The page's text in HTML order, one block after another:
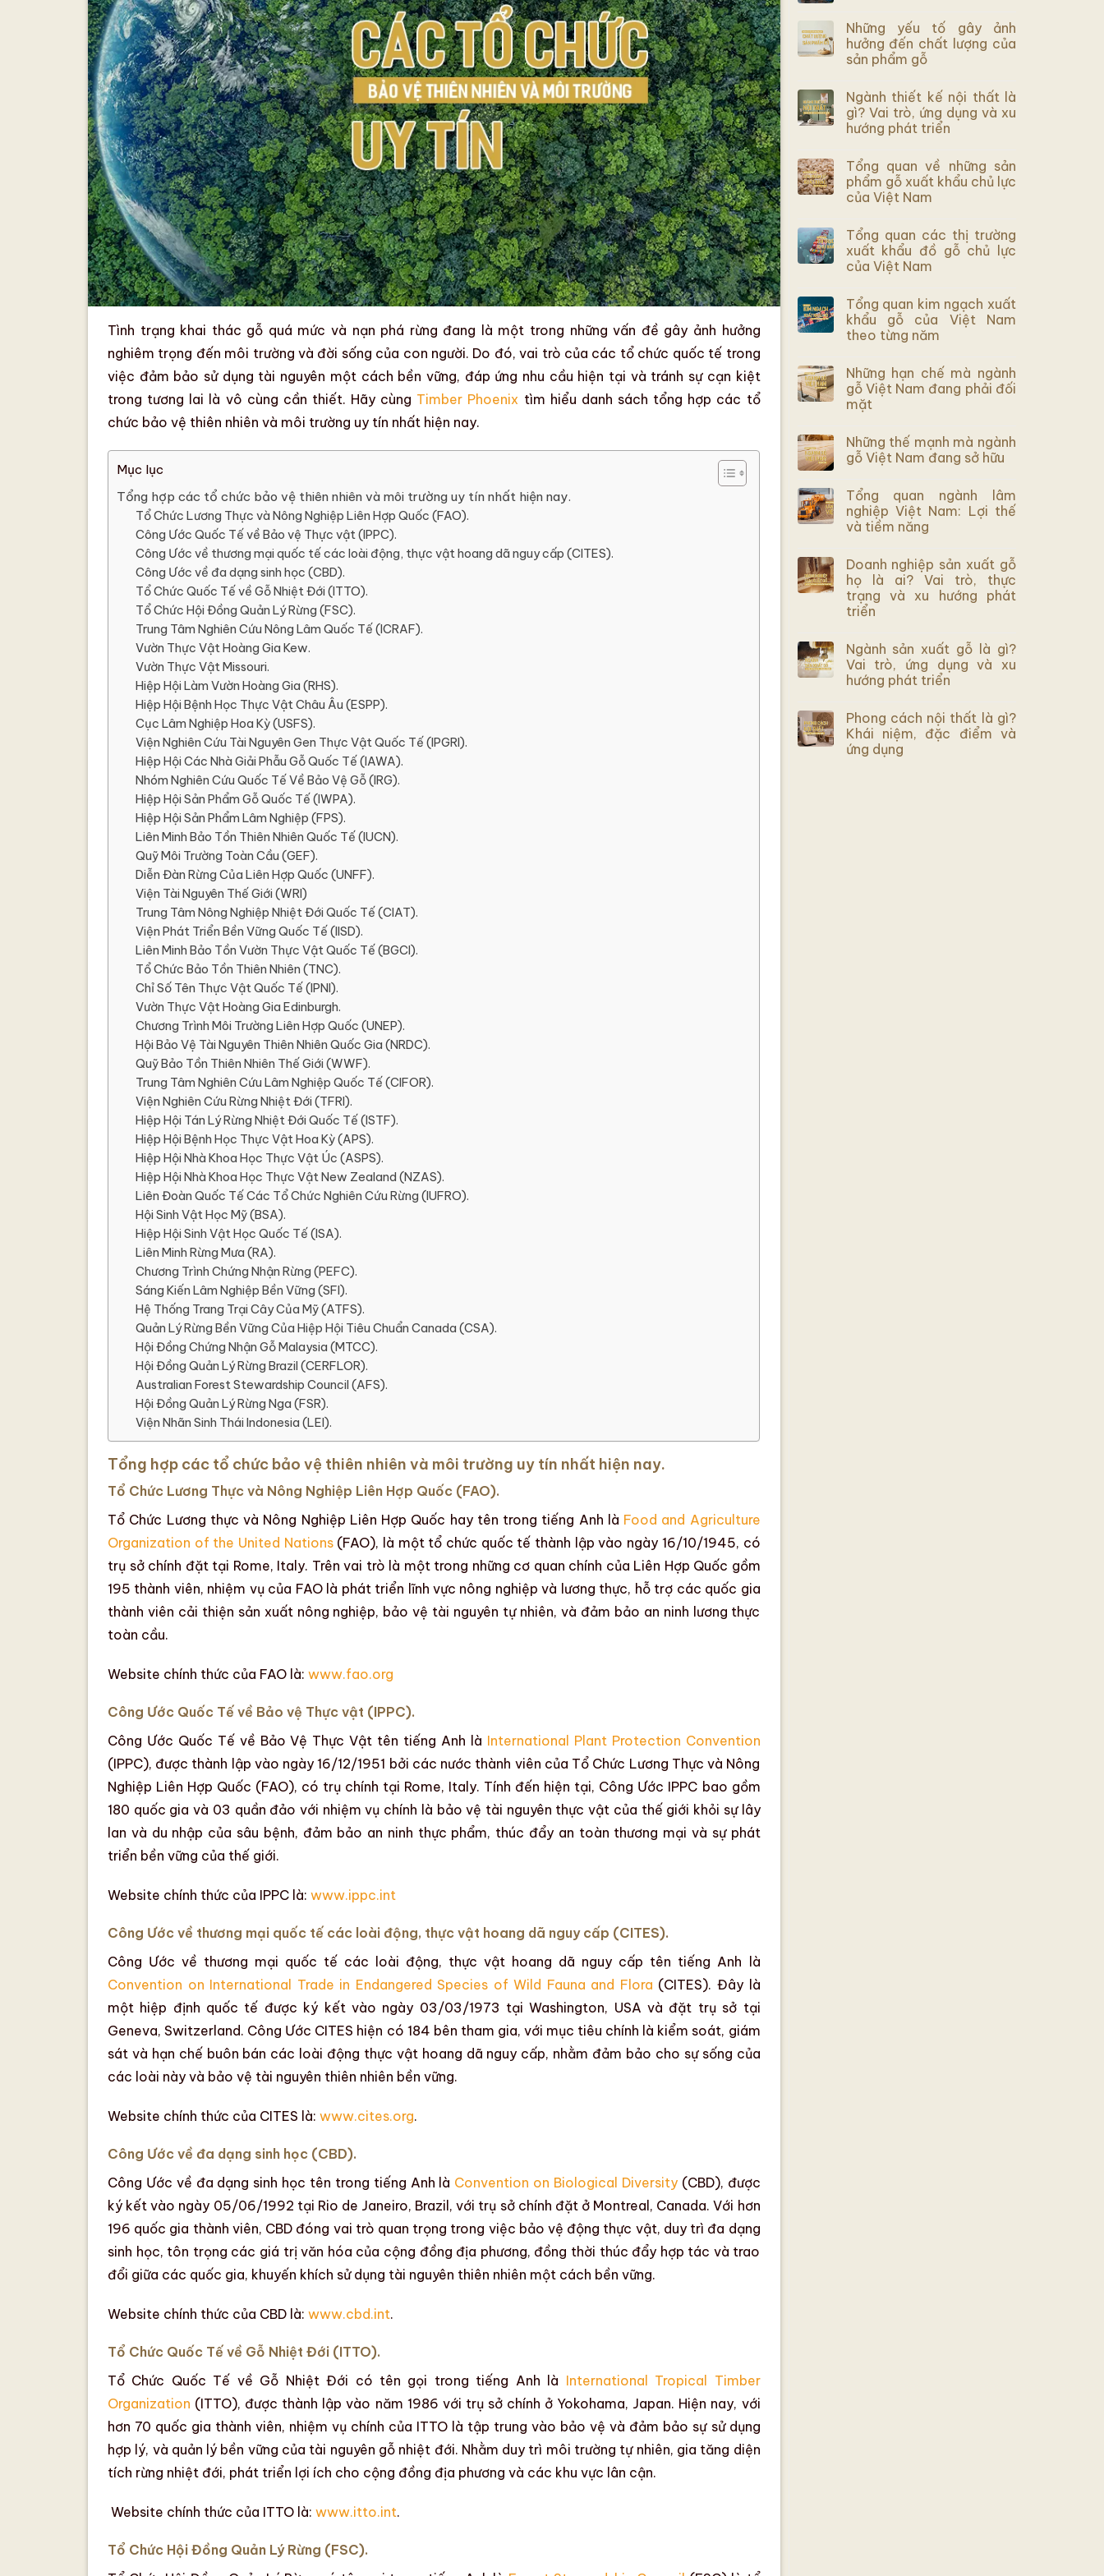
Tình trạng khai thác gỗ quá mức và nạn phá rừng đang là một trong những vấn đề gây ảnh hưởng
nghiêm trọng đến môi trường và đời sống của con người. Do đó, vai trò của các tổ chức quốc tế trong
việc đảm bảo sử dụng tài nguyên một cách bền vững, đáp ứng nhu cầu hiện tại và tránh sự cạn kiệt
trong tương lai là vô cùng cần thiết. Hãy cùng Timber Phoenix tìm hiểu danh sách tổng hợp các tổ
chức bảo vệ thiên nhiên và môi trường uy tín nhất hiện nay.
Mục lục
Tổng hợp các tổ chức bảo vệ thiên nhiên và môi trường uy tín nhất hiện nay.
Tổ Chức Lương Thực và Nông Nghiệp Liên Hợp Quốc (FAO).
Công Ước Quốc Tế về Bảo vệ Thực vật (IPPC).
Công Ước về thương mại quốc tế các loài động, thực vật hoang dã nguy cấp (CITES).
Công Ước về đa dạng sinh học (CBD).
Tổ Chức Quốc Tế về Gỗ Nhiệt Đới (ITTO).
Tổ Chức Hội Đồng Quản Lý Rừng (FSC).
Trung Tâm Nghiên Cứu Nông Lâm Quốc Tế (ICRAF).
Vườn Thực Vật Hoàng Gia Kew.
Vườn Thực Vật Missouri.
Hiệp Hội Làm Vườn Hoàng Gia (RHS).
Hiệp Hội Bệnh Học Thực Vật Châu Âu (ESPP).
Cục Lâm Nghiệp Hoa Kỳ (USFS).
Viện Nghiên Cứu Tài Nguyên Gen Thực Vật Quốc Tế (IPGRI).
Hiệp Hội Các Nhà Giải Phẫu Gỗ Quốc Tế (IAWA).
Nhóm Nghiên Cứu Quốc Tế Về Bảo Vệ Gỗ (IRG).
Hiệp Hội Sản Phẩm Gỗ Quốc Tế (IWPA).
Hiệp Hội Sản Phẩm Lâm Nghiệp (FPS).
Liên Minh Bảo Tồn Thiên Nhiên Quốc Tế (IUCN).
Quỹ Môi Trường Toàn Cầu (GEF).
Diễn Đàn Rừng Của Liên Hợp Quốc (UNFF).
Viện Tài Nguyên Thế Giới (WRI)
Trung Tâm Nông Nghiệp Nhiệt Đới Quốc Tế (CIAT).
Viện Phát Triển Bền Vững Quốc Tế (IISD).
Liên Minh Bảo Tồn Vườn Thực Vật Quốc Tế (BGCI).
Tổ Chức Bảo Tồn Thiên Nhiên (TNC).
Chỉ Số Tên Thực Vật Quốc Tế (IPNI).
Vườn Thực Vật Hoàng Gia Edinburgh.
Chương Trình Môi Trường Liên Hợp Quốc (UNEP).
Hội Bảo Vệ Tài Nguyên Thiên Nhiên Quốc Gia (NRDC).
Quỹ Bảo Tồn Thiên Nhiên Thế Giới (WWF).
Trung Tâm Nghiên Cứu Lâm Nghiệp Quốc Tế (CIFOR).
Viện Nghiên Cứu Rừng Nhiệt Đới (TFRI).
Hiệp Hội Tán Lý Rừng Nhiệt Đới Quốc Tế (ISTF).
Hiệp Hội Bệnh Học Thực Vật Hoa Kỳ (APS).
Hiệp Hội Nhà Khoa Học Thực Vật Úc (ASPS).
Hiệp Hội Nhà Khoa Học Thực Vật New Zealand (NZAS).
Liên Đoàn Quốc Tế Các Tổ Chức Nghiên Cứu Rừng (IUFRO).
Hội Sinh Vật Học Mỹ (BSA).
Hiệp Hội Sinh Vật Học Quốc Tế (ISA).
Liên Minh Rừng Mưa (RA).
Chương Trình Chứng Nhận Rừng (PEFC).
Sáng Kiến ​​Lâm Nghiệp Bền Vững (SFI).
Hệ Thống Trang Trại Cây Của Mỹ (ATFS).
Quản Lý Rừng Bền Vững Của Hiệp Hội Tiêu Chuẩn Canada (CSA).
Hội Đồng Chứng Nhận Gỗ Malaysia (MTCC).
Hội Đồng Quản Lý Rừng Brazil (CERFLOR).
Australian Forest Stewardship Council (AFS).
Hội Đồng Quản Lý Rừng Nga (FSR).
Viện Nhãn Sinh Thái Indonesia (LEI).
Tổng hợp các tổ chức bảo vệ thiên nhiên và môi trường uy tín nhất hiện nay.
Tổ Chức Lương Thực và Nông Nghiệp Liên Hợp Quốc (FAO).
Tổ Chức Lương thực và Nông Nghiệp Liên Hợp Quốc hay tên trong tiếng Anh là Food and Agriculture
Organization of the United Nations(FAO), là một tổ chức quốc tế thành lập vào ngày 16/10/1945, có
trụ sở chính đặt tại Rome, Italy. Trên vai trò là một trong những cơ quan chính của Liên Hợp Quốc gồm
195 thành viên, nhiệm vụ của FAO là phát triển lĩnh vực nông nghiệp và lương thực, hỗ trợ các quốc gia
thành viên cải thiện sản xuất nông nghiệp, bảo vệ tài nguyên tự nhiên, và đảm bảo an ninh lương thực
toàn cầu.
Website chính thức của FAO là: www.fao.org
Công Ước Quốc Tế về Bảo vệ Thực vật (IPPC).
Công Ước Quốc Tế về Bảo Vệ Thực Vật tên tiếng Anh là International Plant Protection Convention
(IPPC), được thành lập vào ngày 16/12/1951 bởi các nước thành viên của Tổ Chức Lương Thực và Nông
Nghiệp Liên Hợp Quốc (FAO), có trụ chính tại Rome, Italy. Tính đến hiện tại, Công Ước IPPC bao gồm
180 quốc gia và 03 quần đảo với nhiệm vụ chính là bảo vệ tài nguyên thực vật của thế giới khỏi sự lây
lan và du nhập của sâu bệnh, đảm bảo an ninh thực phẩm, thúc đẩy an toàn thương mại và sự phát
triển bền vững của thế giới.
Website chính thức của IPPC là: www.ippc.int
Công Ước về thương mại quốc tế các loài động, thực vật hoang dã nguy cấp (CITES).
Công Ước về thương mại quốc tế các loài động, thực vật hoang dã nguy cấp tên tiếng Anh là
Convention on International Trade in Endangered Species of Wild Fauna and Flora (CITES). Đây là
một hiệp định quốc tế được ký kết vào ngày 03/03/1973 tại Washington, USA và đặt trụ sở tại
Geneva, Switzerland. Công Ước CITES hiện có 184 bên tham gia, với mục tiêu chính là kiểm soát, giám
sát và hạn chế buôn bán các loài động thực vật hoang dã nguy cấp, nhằm đảm bảo cho sự sống của
các loài này và bảo vệ tài nguyên thiên nhiên bền vững.
Website chính thức của CITES là: www.cites.org.
Công Ước về đa dạng sinh học (CBD).
Công Ước về đa dạng sinh học tên trong tiếng Anh là Convention on Biological Diversity(CBD), được
ký kết vào ngày 05/06/1992 tại Rio de Janeiro, Brazil, với trụ sở chính đặt ở Montreal, Canada. Với hơn
196 quốc gia thành viên, CBD đóng vai trò quan trọng trong việc bảo vệ động thực vật, duy trì đa dạng
sinh học, tôn trọng các giá trị văn hóa của cộng đồng địa phương, đồng thời thúc đẩy hợp tác và trao
đổi giữa các quốc gia, khuyến khích sử dụng tài nguyên thiên nhiên một cách bền vững.
Website chính thức của CBD là: www.cbd.int.
Tổ Chức Quốc Tế về Gỗ Nhiệt Đới (ITTO).
Tổ Chức Quốc Tế về Gỗ Nhiệt Đới có tên gọi trong tiếng Anh là International Tropical Timber
Organization (ITTO), được thành lập vào năm 1986 với trụ sở chính ở Yokohama, Japan. Hiện nay, với
hơn 70 quốc gia thành viên, nhiệm vụ chính của ITTO là tập trung vào bảo vệ và đảm bảo sự sử dụng
hợp lý, và quản lý bền vững của tài nguyên gỗ nhiệt đới. Nhằm duy trì môi trường tự nhiên, gia tăng diện
tích rừng nhiệt đới, phát triển lợi ích cho cộng đồng địa phương và các khu vực lân cận.
Website chính thức của ITTO là: www.itto.int.
Tổ Chức Hội Đồng Quản Lý Rừng (FSC).
Những yếu tố gây ảnh
hưởng đến chất lượng của
sản phẩm gỗ
Ngành thiết kế nội thất là
gì? Vai trò, ứng dụng và xu
hướng phát triển
Tổng quan về những sản
phẩm gỗ xuất khẩu chủ lực
của Việt Nam
Tổng quan các thị trường
xuất khẩu đồ gỗ chủ lực
của Việt Nam
Tổng quan kim ngạch xuất
khẩu gỗ của Việt Nam
theo từng năm
Những hạn chế mà ngành
gỗ Việt Nam đang phải đối
mặt
Những thế mạnh mà ngành
gỗ Việt Nam đang sở hữu
Tổng quan ngành lâm
nghiệp Việt Nam: Lợi thế
và tiềm năng
Doanh nghiệp sản xuất gỗ
họ là ai? Vai trò, thực
trạng và xu hướng phát
triển
Ngành sản xuất gỗ là gì?
Vai trò, ứng dụng và xu
hướng phát triển
Phong cách nội thất là gì?
Khái niệm, đặc điểm và
ứng dụng